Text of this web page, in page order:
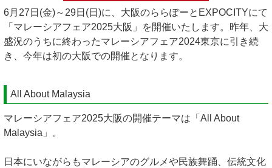
6月27日(金)～29日(日)に、大阪のららぽーとEXPOCITYにて
「マレーシアフェア2025大阪」を開催いたします。昨年、大
盛況のうちに終わったマレーシアフェア2024東京に引き続
き、今年は初の大阪での開催となります。
All About Malaysia
マレーシアフェア2025大阪の開催テーマは「All About
Malaysia」。
日本にいながらもマレーシアのグルメや民族舞踊、伝統文化